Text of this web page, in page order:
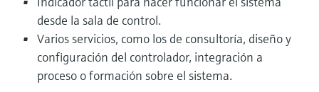
desde la sala de control.
Varios servicios, como los de consultoría, diseño y
configuración del controlador, integración a
proceso o formación sobre el sistema.